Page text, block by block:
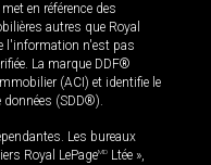
en référence des
autres que Royal
l'information n'est pas
La marque DDF®
(ACI) et identifie le
(SDD®).
Les bureaux
Royal LePageMD Ltée »,